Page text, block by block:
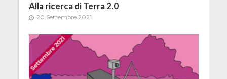
Alla ricerca di Terra 2.0
20 Settembre 2021